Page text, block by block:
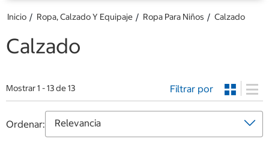
Inicio Ropa, Calzado Y Equipaje Ropa Para Niños Calzado
Calzado
Mostrar 1 - 13 de 13 Filtrar por
Ordenar: